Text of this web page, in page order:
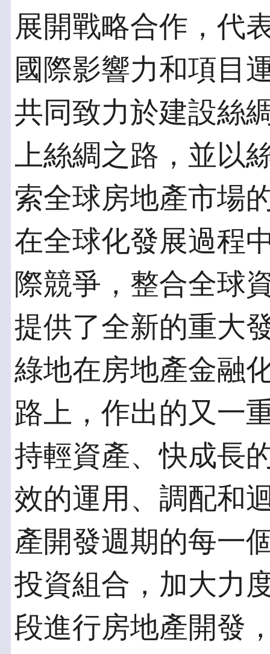
展開戰略合作，代
國際影響力和項目
共同致力於建設絲
上絲綢之路，並以
索全球房地產市場
在全球化發展過程
際競爭，整合全球
提供了全新的重大
綠地在房地產金融
路上，作出的又一
持輕資產、快成長
效的運用、調配和
產開發週期的每一
投資組合，加大力
段進行房地產開發